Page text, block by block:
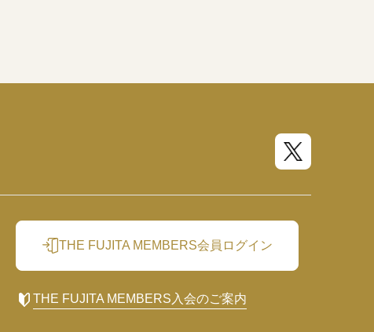
THE FUJITA MEMBERS会員ログイン
THE FUJITA MEMBERS入会のご案内